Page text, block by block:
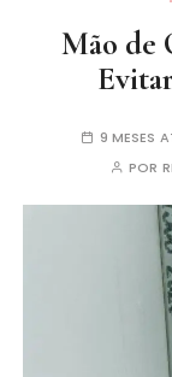
Mão de
9 MESES
POR